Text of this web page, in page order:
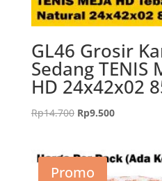
GL46 Grosir
Sedang TENIS
HD 24x42x02
Rp14.700 Harga
Rp14.700.
Rp9.500Harga
adalah:
Rp9.500.
Promo